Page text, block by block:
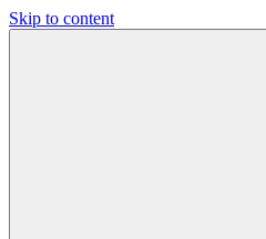
Skip to content